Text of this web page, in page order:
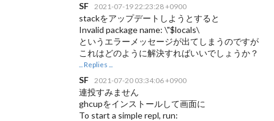
SF 2021-07-19 22:23:28 +0900
stackをアップデートしようとすると
Invalid package name: \"$locals\
というエラーメッセージが出てしまうのですが
これはどのように解決すればいいでしょうか？
... Replies ...
SF 2021-07-20 03:34:06 +0900
連投すみません
ghcupをインストールして画面に
To start a simple repl, run: